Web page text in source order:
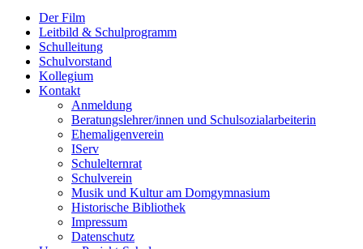
Der Film
Leitbild & Schulprogramm
Schulleitung
Schulvorstand
Kollegium
Kontakt
Anmeldung
Beratungslehrer/innen und Schulsozialarbeiterin
Ehemaligenverein
IServ
Schulelternrat
Schulverein
Musik und Kultur am Domgymnasium
Historische Bibliothek
Impressum
Datenschutz